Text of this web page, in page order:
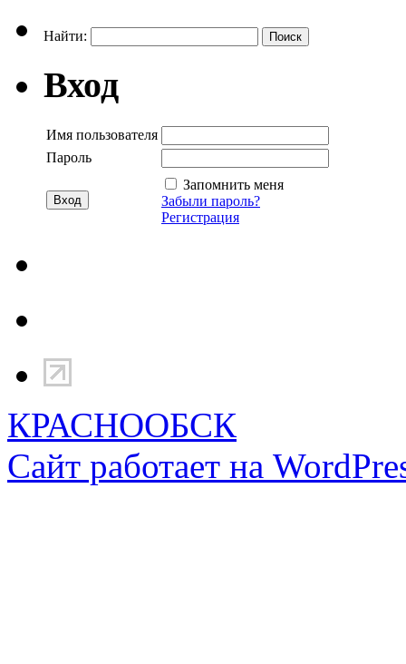
Найти:
Вход
Имя пользователя
Пароль
Запомнить меня
Забыли пароль?
Регистрация
КРАСНООБСК
Сайт работает на